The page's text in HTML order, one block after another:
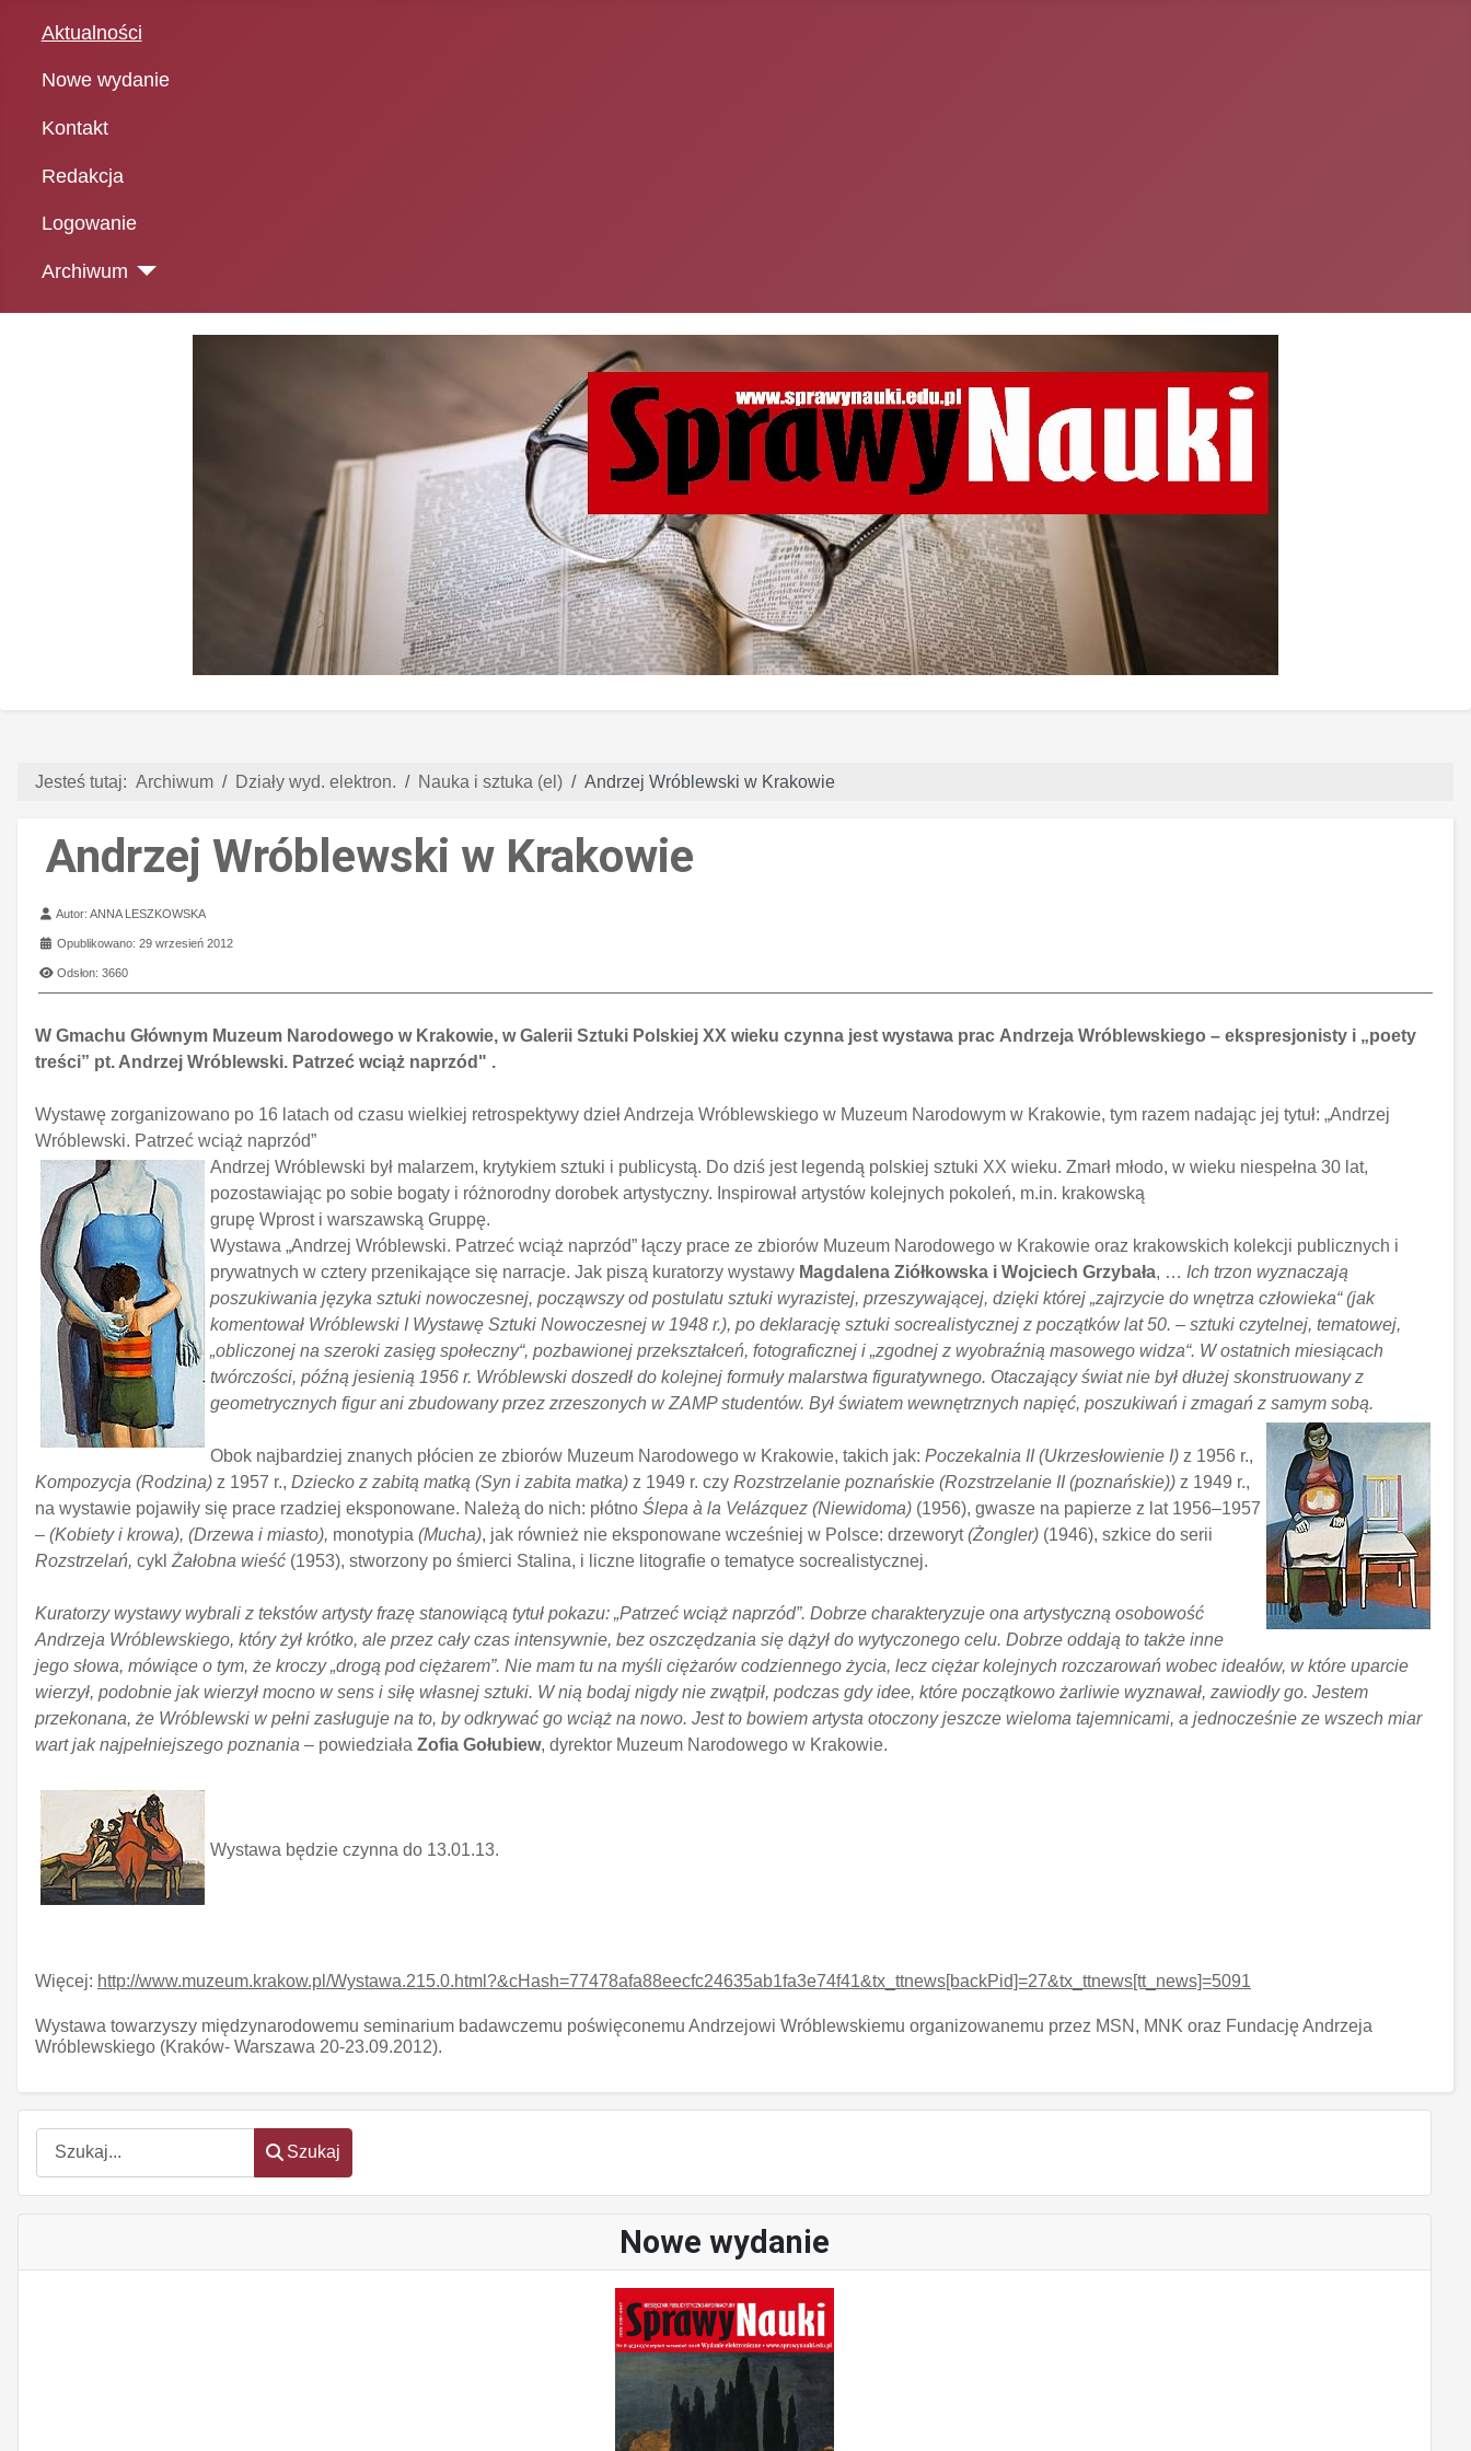
Aktualności
Nowe wydanie
Kontakt
Redakcja
Logowanie
Archiwum
Szukaj
Szukaj
Nowe wydanie
Jesteś tutaj: Archiwum Działy wyd. elektron. Nauka i sztuka (el) Andrzej Wróblewski w Krakowie
Andrzej Wróblewski w Krakowie
Szczegóły
Autor:ANNA LESZKOWSKA
Opublikowano: 29 wrzesień 2012
Odsłon: 3660
W Gmachu Głównym Muzeum Narodowego w Krakowie, w Galerii Sztuki Polskiej XX wieku czynna jest wystawa prac Andrzeja Wróblewskiego – ekspresjonisty i „poety
treści” pt. Andrzej Wróblewski. Patrzeć wciąż naprzód" .
Wystawę zorganizowano po 16 latach od czasu wielkiej retrospektywy dzieł Andrzeja Wróblewskiego w Muzeum Narodowym w Krakowie, tym razem nadając jej tytuł: „Andrzej
Wróblewski. Patrzeć wciąż naprzód”
Andrzej Wróblewski był malarzem, krytykiem sztuki i publicystą. Do dziś jest legendą polskiej sztuki XX wieku. Zmarł młodo, w wieku niespełna 30 lat,
pozostawiając po sobie bogaty i różnorodny dorobek artystyczny. Inspirował artystów kolejnych pokoleń, m.in. krakowską
grupę Wprost i warszawską Gruppę.
Wystawa „Andrzej Wróblewski. Patrzeć wciąż naprzód” łączy prace ze zbiorów Muzeum Narodowego w Krakowie oraz krakowskich kolekcji publicznych i
prywatnych w cztery przenikające się narracje. Jak piszą kuratorzy wystawy Magdalena Ziółkowska i Wojciech Grzybała, … Ich trzon wyznaczają
poszukiwania języka sztuki nowoczesnej, począwszy od postulatu sztuki wyrazistej, przeszywającej, dzięki której „zajrzycie do wnętrza człowieka“ (jak
komentował Wróblewski I Wystawę Sztuki Nowoczesnej w 1948 r.), po deklarację sztuki socrealistycznej z początków lat 50. – sztuki czytelnej, tematowej,
„obliczonej na szeroki zasięg społeczny“, pozbawionej przekształceń, fotograficznej i „zgodnej z wyobraźnią masowego widza“. W ostatnich miesiącach
twórczości, późną jesienią 1956 r. Wróblewski doszedł do kolejnej formuły malarstwa figuratywnego. Otaczający świat nie był dłużej skonstruowany z
geometrycznych figur ani zbudowany przez zrzeszonych w ZAMP studentów. Był światem wewnętrznych napięć, poszukiwań i zmagań z samym sobą.
Obok najbardziej znanych płócien ze zbiorów Muzeum Narodowego w Krakowie, takich jak: Poczekalnia II (Ukrzesłowienie I) z 1956 r.,
Kompozycja (Rodzina) z 1957 r., Dziecko z zabitą matką (Syn i zabita matka) z 1949 r. czy Rozstrzelanie poznańskie (Rozstrzelanie II (poznańskie)) z 1949 r.,
na wystawie pojawiły się prace rzadziej eksponowane. Należą do nich: płótno Ślepa à la Velázquez (Niewidoma) (1956), gwasze na papierze z lat 1956–1957
– (Kobiety i krowa), (Drzewa i miasto), monotypia (Mucha), jak również nie eksponowane wcześniej w Polsce: drzeworyt(Żongler) (1946), szkice do serii
Rozstrzelań, cykl Żałobna wieść (1953), stworzony po śmierci Stalina, i liczne litografie o tematyce socrealistycznej.
Kuratorzy wystawy wybrali z tekstów artysty frazę stanowiącą tytuł pokazu: „Patrzeć wciąż naprzód”. Dobrze charakteryzuje ona artystyczną osobowość
Andrzeja Wróblewskiego, który żył krótko, ale przez cały czas intensywnie, bez oszczędzania się dążył do wytyczonego celu. Dobrze oddają to także inne
jego słowa, mówiące o tym, że kroczy „drogą pod ciężarem”. Nie mam tu na myśli ciężarów codziennego życia, lecz ciężar kolejnych rozczarowań wobec ideałów, w które uparcie
wierzył, podobnie jak wierzył mocno w sens i siłę własnej sztuki. W nią bodaj nigdy nie zwątpił, podczas gdy idee, które początkowo żarliwie wyznawał, zawiodły go. Jestem
przekonana, że Wróblewski w pełni zasługuje na to, by odkrywać go wciąż na nowo. Jest to bowiem artysta otoczony jeszcze wieloma tajemnicami, a jednocześnie ze wszech miar
wart jak najpełniejszego poznania – powiedziała Zofia Gołubiew, dyrektor Muzeum Narodowego w Krakowie.
Wystawa będzie czynna do 13.01.13.
Więcej: http://www.muzeum.krakow.pl/Wystawa.215.0.html?&cHash=77478afa88eecfc24635ab1fa3e74f41&tx_ttnews[backPid]=27&tx_ttnews[tt_news]=5091
Wystawa towarzyszy międzynarodowemu seminarium badawczemu poświęconemu Andrzejowi Wróblewskiemu organizowanemu przez MSN, MNK oraz Fundację Andrzeja
Wróblewskiego (Kraków- Warszawa 20-23.09.2012).